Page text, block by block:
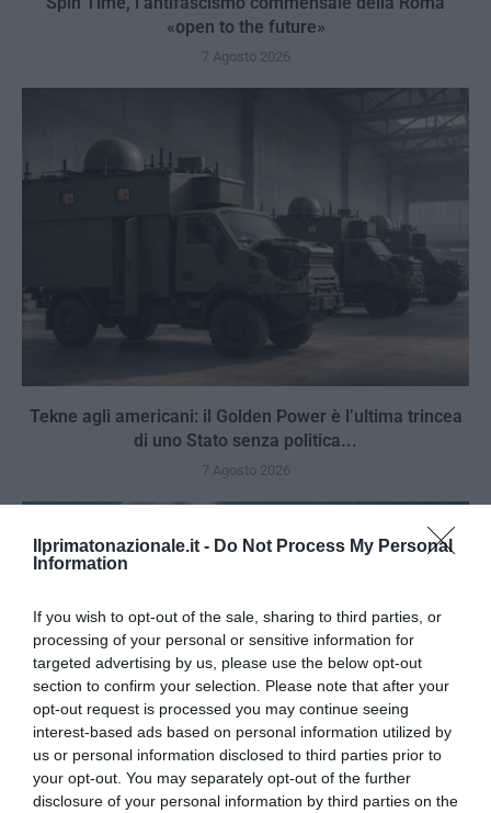
Ilprimatonazionale.it - Do Not Process My Personal
Information
If you wish to opt-out of the sale, sharing to third parties, or
processing of your personal or sensitive information for
targeted advertising by us, please use the below opt-out
section to confirm your selection. Please note that after your
opt-out request is processed you may continue seeing
interest-based ads based on personal information utilized by
us or personal information disclosed to third parties prior to
your opt-out. You may separately opt-out of the further
disclosure of your personal information by third parties on the
«open to the future»
7 Agosto 2026
Tekne agli americani: il Golden Power è l’ultima trincea
di uno Stato senza politica...
7 Agosto 2026